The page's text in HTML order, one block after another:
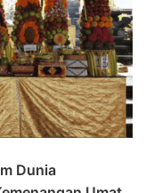
Dunia